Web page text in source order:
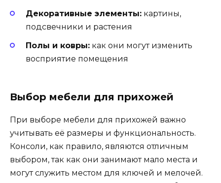
Декоративные элементы: картины,
подсвечники и растения
Полы и ковры: как они могут изменить
восприятие помещения
Выбор мебели для прихожей
При выборе мебели для прихожей важно
учитывать её размеры и функциональность.
Консоли, как правило, являются отличным
выбором, так как они занимают мало места и
могут служить местом для ключей и мелочей.